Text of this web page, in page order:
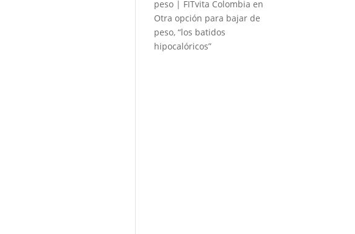
peso | FITvita Colombia en
Otra opción para bajar de
peso, “los batidos
hipocalóricos”